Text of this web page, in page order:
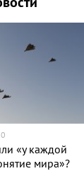
«у каждой
мира»?